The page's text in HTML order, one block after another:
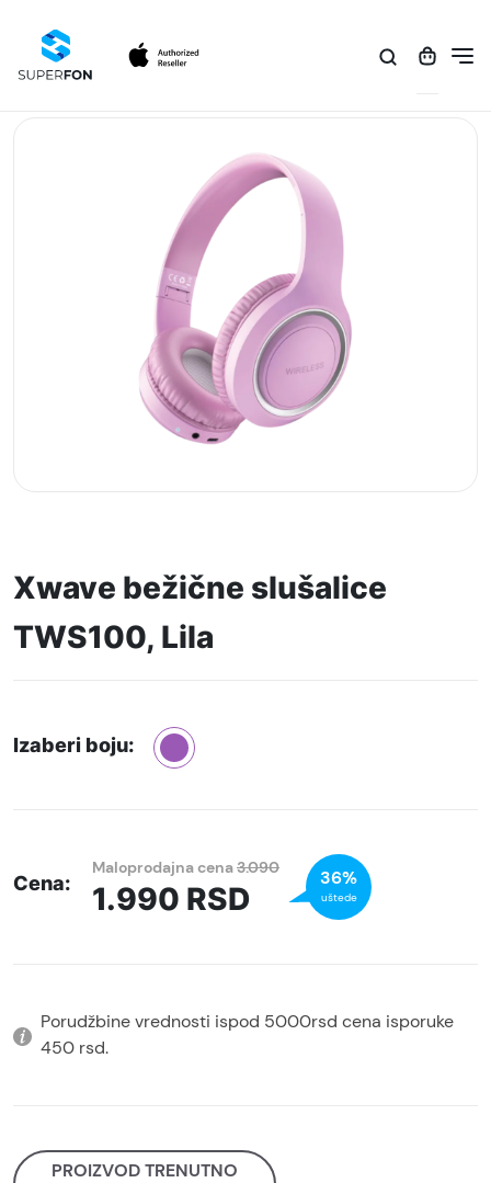
Xwave bežične slušalice
TWS100, Lila
Izaberi boju:
Cena:
Maloprodajna cena3.090
1.990 RSD
36%
uštede
Porudžbine vrednosti ispod 5000rsd cena isporuke
450 rsd.
PROIZVOD TRENUTNO